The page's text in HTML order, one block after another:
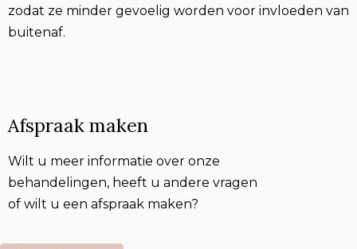
zodat ze minder gevoelig worden voor invloeden van
buitenaf.
Afspraak maken
Wilt u meer informatie over onze
behandelingen, heeft u andere vragen
of wilt u een afspraak maken?